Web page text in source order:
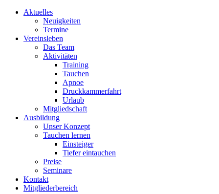
Aktuelles
Neuigkeiten
Termine
Vereinsleben
Das Team
Aktivitäten
Training
Tauchen
Apnoe
Druckkammerfahrt
Urlaub
Mitgliedschaft
Ausbildung
Unser Konzept
Tauchen lernen
Einsteiger
Tiefer eintauchen
Preise
Seminare
Kontakt
Mitgliederbereich